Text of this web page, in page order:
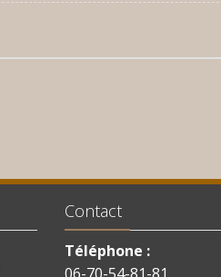
Contact
Téléphone :